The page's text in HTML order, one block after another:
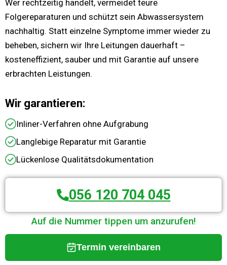
Wer rechtzeitig handelt, vermeidet teure
Folgereparaturen und schützt sein Abwassersystem
nachhaltig. Statt einzelne Symptome immer wieder zu
beheben, sichern wir Ihre Leitungen dauerhaft –
kosteneffizient, sauber und mit Garantie auf unsere
erbrachten Leistungen.
Wir garantieren:
Inliner-Verfahren ohne Aufgrabung
Langlebige Reparatur mit Garantie
Lückenlose Qualitätsdokumentation
056 120 704 045
Auf die Nummer tippen um anzurufen!
Termin vereinbaren